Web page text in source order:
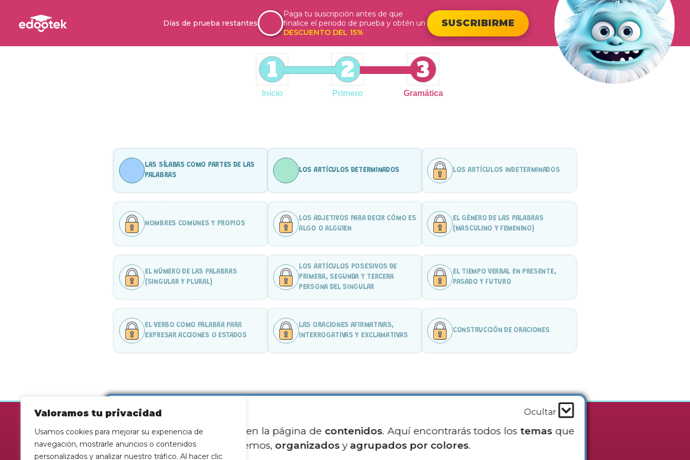
Valoramos tu privacidad
Usamos cookies para mejorar su experiencia de
navegación, mostrarle anuncios o contenidos
personalizados y analizar nuestro tráfico. Al hacer clic
Días de prueba restantes
Paga tu suscripción antes de que
finalice el periodo de prueba y obtén un
DESCUENTO DEL 15%
SUSCRIBIRME
1
Inicio
2
Primero
3
Gramática
LAS SÍLABAS COMO PARTES DE LAS
PALABRAS
LOS ARTÍCULOS DETERMINADOS LOS ARTÍCULOS INDETERMINADOS
NOMBRES COMUNES Y PROPIOS
LOS ADJETIVOS PARA DECIR CÓMO ES
ALGO O ALGUIEN
EL GÉNERO DE LAS PALABRAS
(MASCULINO Y FEMENINO)
EL NÚMERO DE LAS PALABRAS
(SINGULAR Y PLURAL)
LOS ARTÍCULOS POSESIVOS DE
PRIMERA, SEGUNDA Y TERCERA
PERSONA DEL SINGULAR
EL TIEMPO VERBAL EN PRESENTE,
PASADO Y FUTURO
EL VERBO COMO PALABRA PARA
EXPRESAR ACCIONES O ESTADOS
LAS ORACIONES AFIRMATIVAS,
INTERROGATIVAS Y EXCLAMATIVAS
CONSTRUCCIÓN DE ORACIONES
Ocultar
Estás en la página de contenidos. Aquí encontrarás todos lostemasque
ofrecemos, organizadosy agrupados por colores.
Sobre nosotros
Contacto